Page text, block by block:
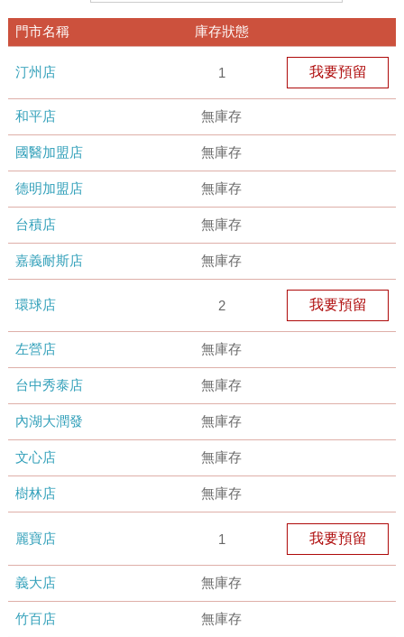
門市名稱 庫存狀態
汀州店 1 我要預留
和平店 無庫存
國醫加盟店 無庫存
德明加盟店 無庫存
台積店 無庫存
嘉義耐斯店 無庫存
環球店 2 我要預留
左營店 無庫存
台中秀泰店 無庫存
內湖大潤發 無庫存
文心店 無庫存
樹林店 無庫存
麗寶店 1 我要預留
義大店 無庫存
竹百店 無庫存